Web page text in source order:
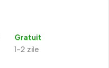
1-2 zile
Gratuit